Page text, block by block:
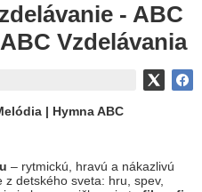
- ABC
Vzdelávania
| Hymna ABC
– rytmickú, hravú a nákazlivú
detského sveta: hru, spev,